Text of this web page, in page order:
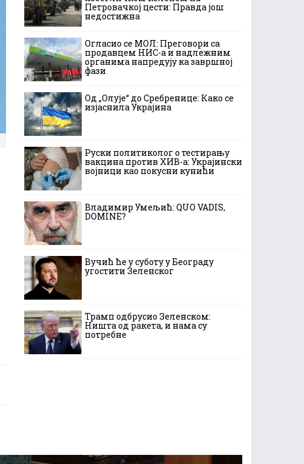
Петровачкој цести: Правда још
недостижна
Огласио се МОЛ: Преговори са
продавцем НИС-а и надлежним
органима напредују ка завршној
фази
Од „Олује“ до Сребренице: Како се
изјаснила Украјина
Руски политиколог о тестирању
вакцина против ХИВ-а: Украјински
војници као покусни кунићи
Владимир Умељић: QUO VADIS,
DOMINE?
Вучић ће у суботу у Београду
угостити Зеленског
Трамп одбрусио Зеленском:
Ништа од ракета, и нама су
потребне